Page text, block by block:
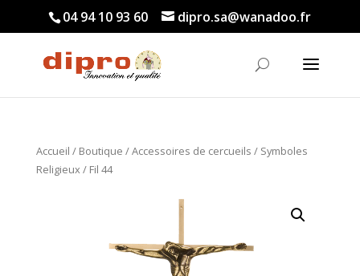
04 94 10 93 60 dipro.sa@wanadoo.fr
Accueil / Boutique /Accessoires de cercueils / Symboles
Religieux/ Fil 44